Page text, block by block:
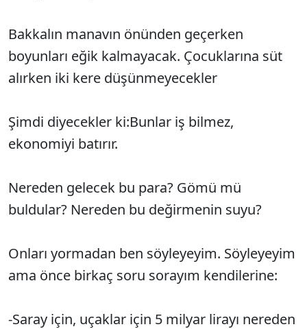
Bakkalın manavın önünden geçerken
boyunları eğik kalmayacak. Çocuklarına süt
alırken iki kere düşünmeyecekler
Şimdi diyecekler ki:Bunlar iş bilmez,
ekonomiyi batırır.
Nereden gelecek bu para? Gömü mü
buldular? Nereden bu değirmenin suyu?
Onları yormadan ben söyleyeyim. Söyleyeyim
ama önce birkaç soru sorayım kendilerine:
-Saray için, uçaklar için 5 milyar lirayı nereden